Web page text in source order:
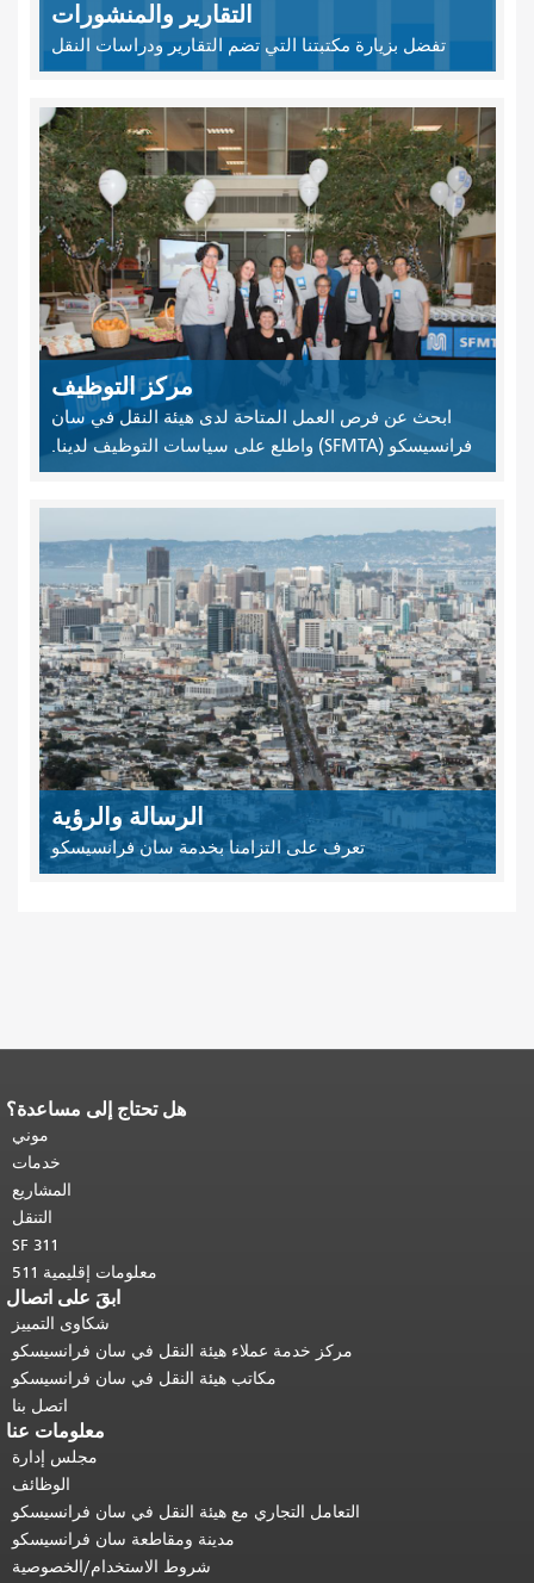
التقارير والمنشورات
تفضل بزيارة مكتبتنا التي تضم التقارير ودراسات النقل
مركز التوظيف
ابحث عن فرص العمل المتاحة لدى هيئة النقل في سان
فرانسيسكو (SFMTA) واطلع على سياسات التوظيف لدينا.
الرسالة والرؤية
تعرف على التزامنا بخدمة سان فرانسيسكو
هل تحتاج إلى مساعدة؟
موني
خدمات
المشاريع
التنقل
SF 311
معلومات إقليمية 511
ابقَ على اتصال
شكاوى التمييز
مركز خدمة عملاء هيئة النقل في سان فرانسيسكو
مكاتب هيئة النقل في سان فرانسيسكو
اتصل بنا
معلومات عنا
مجلس إدارة
الوظائف
التعامل التجاري مع هيئة النقل في سان فرانسيسكو
مدينة ومقاطعة سان فرانسيسكو
شروط الاستخدام/الخصوصية